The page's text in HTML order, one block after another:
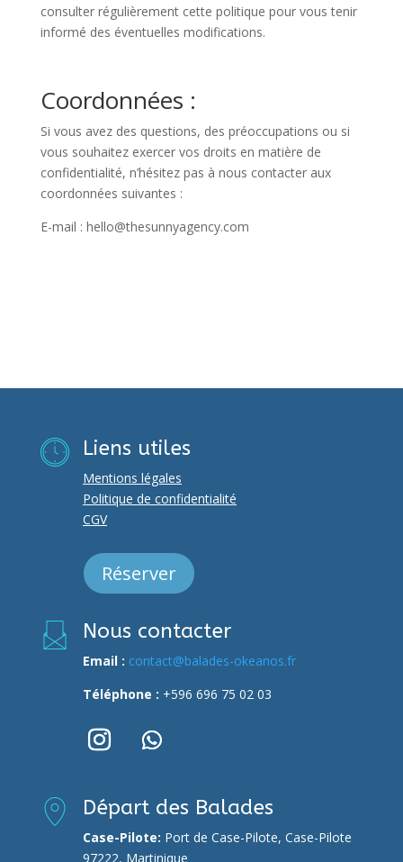
consulter régulièrement cette politique pour vous tenir
informé des éventuelles modifications.
Coordonnées :
Si vous avez des questions, des préoccupations ou si
vous souhaitez exercer vos droits en matière de
confidentialité, n’hésitez pas à nous contacter aux
coordonnées suivantes :
E-mail : hello@thesunnyagency.com
Liens utiles
Mentions légales
Politique de confidentialité
CGV
Réserver
Nous contacter
Email : contact@balades-okeanos.fr
Téléphone : +596 696 75 02 03
Départ des Balades
Case-Pilote: Port de Case-Pilote, Case-Pilote
97222, Martinique